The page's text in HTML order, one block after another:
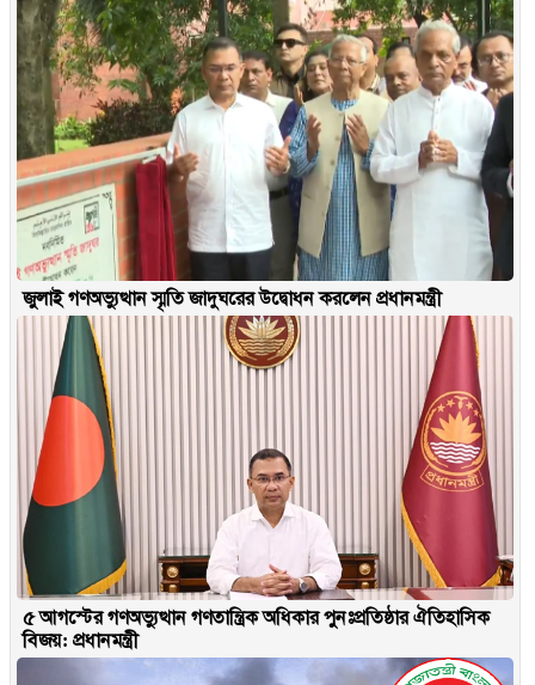
জুলাই গণঅভ্যুত্থান স্মৃতি জাদুঘরের উদ্বোধন করলেন প্রধানমন্ত্রী
৫ আগস্টের গণঅভ্যুত্থান গণতান্ত্রিক অধিকার পুনঃপ্রতিষ্ঠার ঐতিহাসিক
বিজয়: প্রধানমন্ত্রী